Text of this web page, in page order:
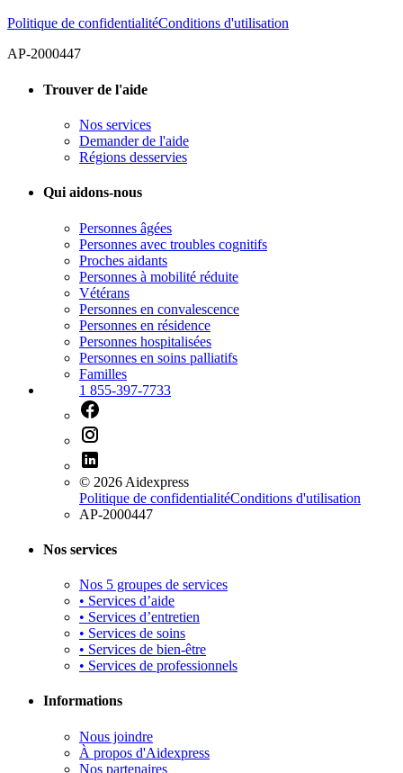
Politique de confidentialitéConditions d'utilisation
AP-2000447
Trouver de l'aide
Nos services
Demander de l'aide
Régions desservies
Qui aidons-nous
Personnes âgées
Personnes avec troubles cognitifs
Proches aidants
Personnes à mobilité réduite
Vétérans
Personnes en convalescence
Personnes en résidence
Personnes hospitalisées
Personnes en soins palliatifs
Familles
1 855-397-7733
© 2026 Aidexpress
Politique de confidentialitéConditions d'utilisation
AP-2000447
Nos services
Nos 5 groupes de services
• Services d’aide
• Services d’entretien
• Services de soins
• Services de bien-être
• Services de professionnels
Informations
Nous joindre
À propos d'Aidexpress
Nos partenaires